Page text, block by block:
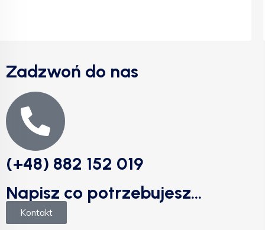
Zadzwoń do nas
(+48) 882 152 019
Napisz co potrzebujesz...
Kontakt